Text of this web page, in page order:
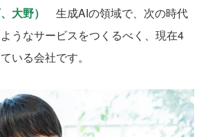
大野）
生成AIの領域で、次の時代
うなサービスをつくるべく、現在4
いる会社です。